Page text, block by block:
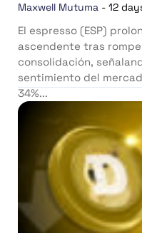
Maxwell Mutuma - 12
El espresso (ESP)
ascendente tras
consolidación,
sentimiento del
34%...